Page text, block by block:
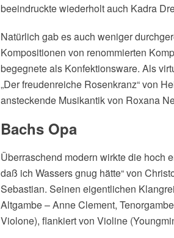
beeindruckte wiederholt auch Kadra
Natürlich gab es auch weniger
Kompositionen von renommierten
begegnete als Konfektionsware. Als
„Der freudenreiche Rosenkranz“ von
ansteckende Musikantik von Roxana
Bachs Opa
Überraschend modern wirkte die hoch
daß ich Wassers gnug hätte“ von
Sebastian. Seinen eigentlichen
Altgambe – Anne Clement,
Violone), flankiert von Violine